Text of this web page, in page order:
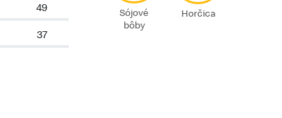
49
37
Sójové
bôby
Horčica